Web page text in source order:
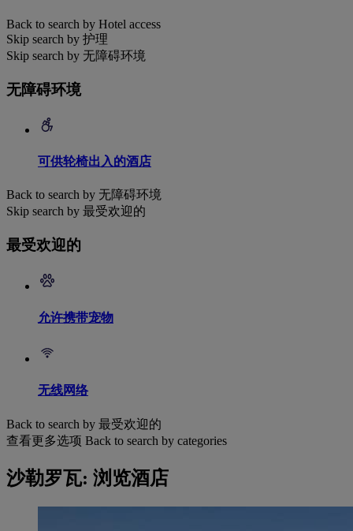
Back to search by Hotel access
Skip search by 护理
Skip search by 无障碍环境
无障碍环境
可供轮椅出入的酒店
Back to search by 无障碍环境
Skip search by 最受欢迎的
最受欢迎的
允许携带宠物
无线网络
Back to search by 最受欢迎的
查看更多选项 Back to search by categories
沙勒罗瓦: 浏览酒店